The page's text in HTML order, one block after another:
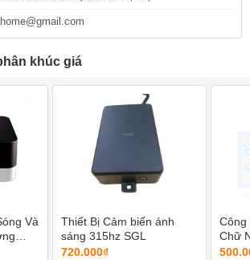
khúc giá
Và
Thiết Bị Cảm biến ánh
sáng 315hz SGL
720.000₫
Công
Chữ